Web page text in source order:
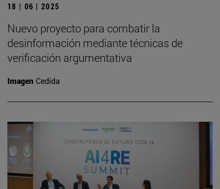
18 | 06 | 2025
Nuevo proyecto para combatir la
desinformación mediante técnicas de
verificación argumentativa
Imagen Cedida